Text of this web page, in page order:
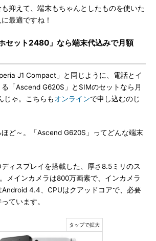
抑えて、端末もちゃんとしたものを使いた
最適ですね！
セット2480」なら端末代込みで月額
J1 Compact」と同じように、電話とイ
「Ascend G620S」とSIMのセットなら月
じゃ。こちらもオンラインで申し込むのじ
ど～。「Ascend G620S」ってどんな端末
ィスプレイを搭載した、厚さ8.5ミリのス
メインカメラは800万画素で、インカメラ
Android 4.4、CPUはクアッドコアで、必要
ています。